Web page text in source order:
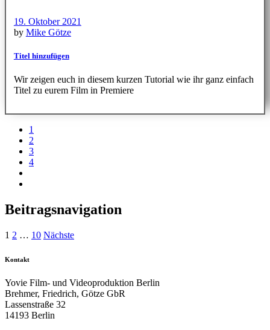
19. Oktober 2021
by Mike Götze
Titel hinzufügen
Wir zeigen euch in diesem kurzen Tutorial wie ihr ganz einfach
Titel zu eurem Film in Premiere
1
2
3
4
Beitragsnavigation
1 2 … 10 Nächste
Kontakt
Yovie Film- und Videoproduktion Berlin
Brehmer, Friedrich, Götze GbR
Lassenstraße 32
14193 Berlin